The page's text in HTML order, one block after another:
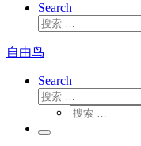
Search
搜
自由鸟
Search
搜
搜
主